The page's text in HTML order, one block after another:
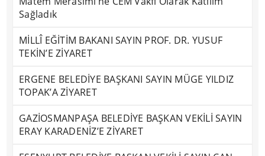
Sağladık
MİLLÎ EĞİTİM BAKANI SAYIN PROF. DR. YUSUF
TEKİN’E ZİYARET
ERGENE BELEDİYE BAŞKANI SAYIN MÜGE YILDIZ
TOPAK’A ZİYARET
GAZİOSMANPAŞA BELEDİYE BAŞKAN VEKİLİ SAYIN
ERAY KARADENİZ’E ZİYARET